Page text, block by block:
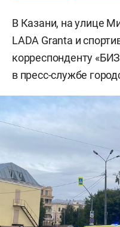
В Казани, на улице
LADA Granta и
корреспонденту
в пресс-службе